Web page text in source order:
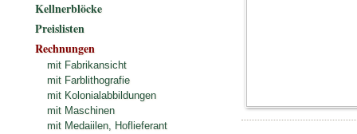
Kellnerblöcke
Preislisten
Rechnungen
mit Fabrikansicht
mit Farblithografie
mit Kolonialabbildungen
mit Maschinen
mit Medaiilen, Hoflieferant